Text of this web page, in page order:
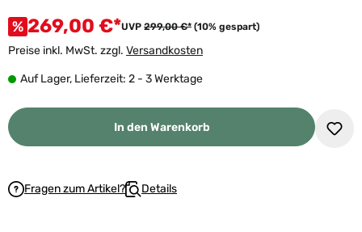
% 269,00 €*UVP 299,00 €* (10% gespart)
Preise inkl. MwSt. zzgl. Versandkosten
Auf Lager, Lieferzeit: 2 - 3 Werktage
In den Warenkorb
Fragen zum Artikel? Details